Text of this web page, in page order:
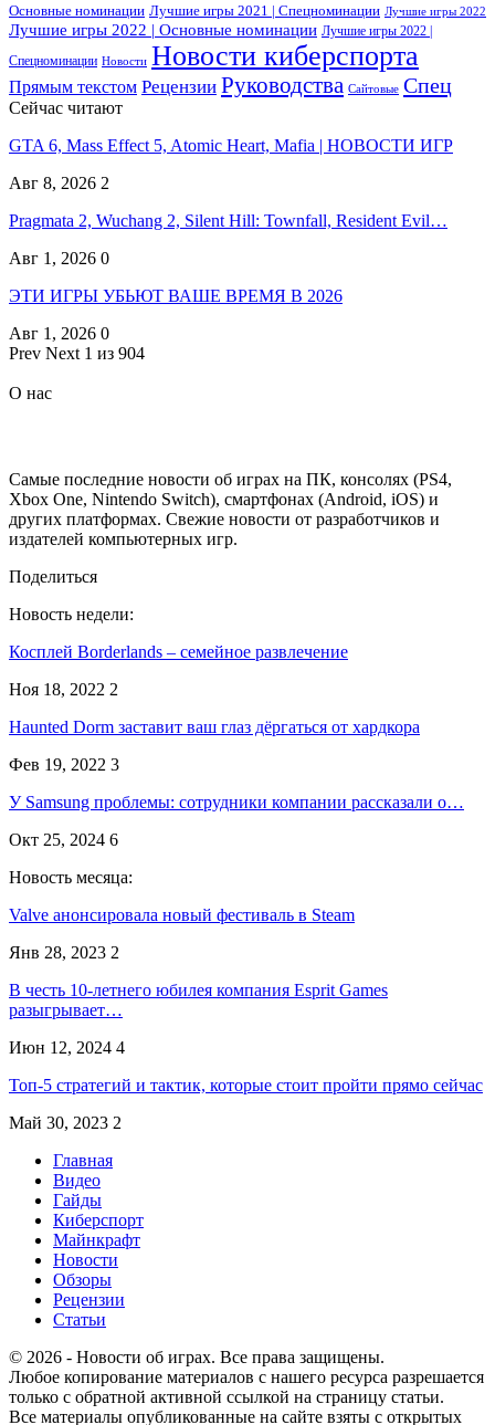
Основные номинации Лучшие игры 2021 | Спецноминации Лучшие игры 2022
Лучшие игры 2022 | Основные номинации Лучшие игры 2022 |
Спецноминации Новости Новости киберспорта
Прямым текстом Рецензии Руководства Сайтовые Спец
Сейчас читают
GTA 6, Mass Effect 5, Atomic Heart, Mafia | НОВОСТИ ИГР
Авг 8, 2026 2
Pragmata 2, Wuchang 2, Silent Hill: Townfall, Resident Evil…
Авг 1, 2026 0
ЭТИ ИГРЫ УБЬЮТ ВАШЕ ВРЕМЯ В 2026
Авг 1, 2026 0
Prev Next 1 из 904
О нас
Самые последние новости об играх на ПК, консолях (PS4,
Xbox One, Nintendo Switch), смартфонах (Android, iOS) и
других платформах. Свежие новости от разработчиков и
издателей компьютерных игр.
Поделиться
Новость недели:
Косплей Borderlands – семейное развлечение
Ноя 18, 2022 2
Haunted Dorm заставит ваш глаз дёргаться от хардкора
Фев 19, 2022 3
У Samsung проблемы: сотрудники компании рассказали о…
Окт 25, 2024 6
Новость месяца:
Valve анонсировала новый фестиваль в Steam
Янв 28, 2023 2
В честь 10-летнего юбилея компания Esprit Games
разыгрывает…
Июн 12, 2024 4
Топ-5 стратегий и тактик, которые стоит пройти прямо сейчас
Май 30, 2023 2
Главная
Видео
Гайды
Киберспорт
Майнкрафт
Новости
Обзоры
Рецензии
Статьи
© 2026 - Новости об играх. Все права защищены.
Любое копирование материалов с нашего ресурса разрешается
только с обратной активной ссылкой на страницу статьи.
Все материалы опубликованные на сайте взяты с открытых